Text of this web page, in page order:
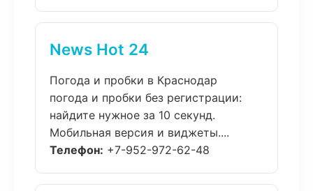
News Hot 24
Погода и пробки в Краснодар
погода и пробки без регистрации:
найдите нужное за 10 секунд.
Мобильная версия и виджеты....
Телефон: +7-952-972-62-48